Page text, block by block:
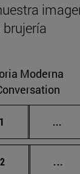
brujería
Moderna
Página
1 ...
...